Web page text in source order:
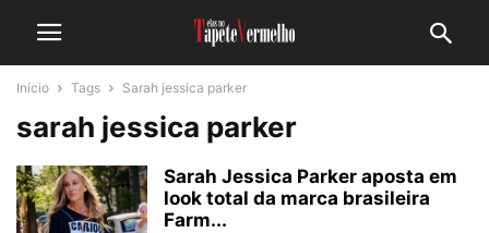
Início Tags Sarah jessica parker
sarah jessica parker
Sarah Jessica Parker aposta em
look total da marca brasileira
Farm...